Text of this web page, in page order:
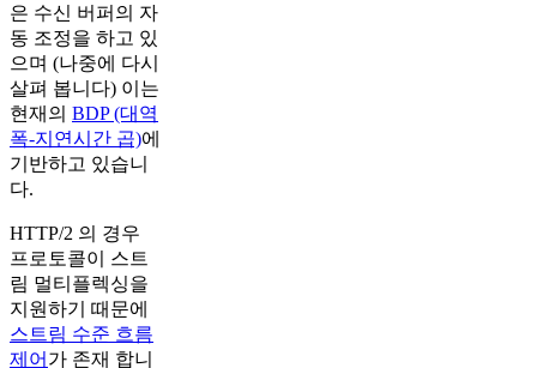
은 수신 버퍼의 자
동 조정을 하고 있
으며 (나중에 다시
살펴 봅니다) 이는
현재의 BDP (대역
폭-지연시간 곱)에
기반하고 있습니
다.
HTTP/2 의 경우
프로토콜이 스트
림 멀티플렉싱을
지원하기 때문에
스트림 수준 흐름
제어 가 존재 합니